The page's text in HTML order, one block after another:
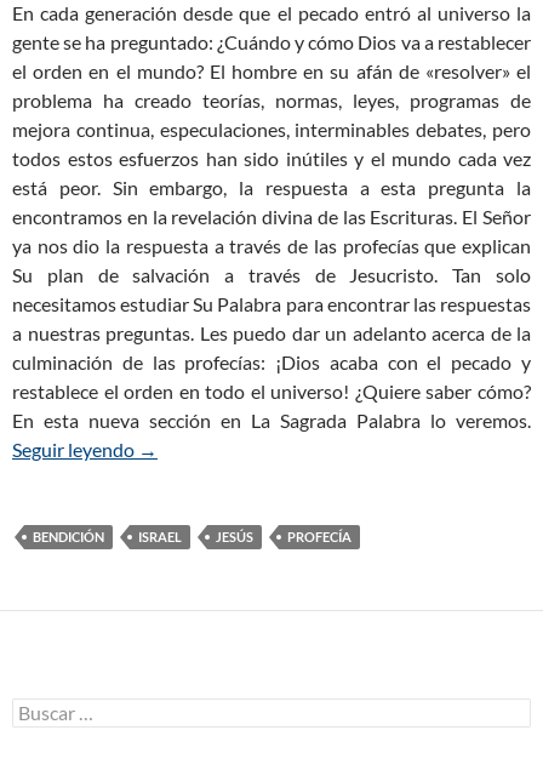
En cada generación desde que el pecado entró al universo la
gente se ha preguntado: ¿Cuándo y cómo Dios va a restablecer
el orden en el mundo? El hombre en su afán de «resolver» el
problema ha creado teorías, normas, leyes, programas de
mejora continua, especulaciones, interminables debates, pero
todos estos esfuerzos han sido inútiles y el mundo cada vez
está peor. Sin embargo, la respuesta a esta pregunta la
encontramos en la revelación divina de las Escrituras. El Señor
ya nos dio la respuesta a través de las profecías que explican
Su plan de salvación a través de Jesucristo. Tan solo
necesitamos estudiar Su Palabra para encontrar las respuestas
a nuestras preguntas. Les puedo dar un adelanto acerca de la
culminación de las profecías: ¡Dios acaba con el pecado y
restablece el orden en todo el universo! ¿Quiere saber cómo?
En esta nueva sección en La Sagrada Palabra lo veremos.
Seguir leyendo ¿Qué va a pasar en el futuro? Las Profecías de la
→
BENDICIÓN ISRAEL JESÚS PROFECÍA
B
u